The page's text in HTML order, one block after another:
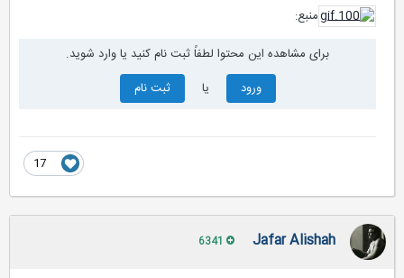
منبع:
برای مشاهده این محتوا لطفاً ثبت نام کنید یا وارد شوید.
ورود
ثبت نام
Jafar Alishah